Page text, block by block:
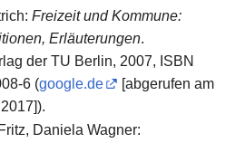
Freizeit und Kommune:
Erläuterungen.
der TU Berlin, 2007, ISBN
6 (google.de
[abgerufen am
Daniela Wagner: